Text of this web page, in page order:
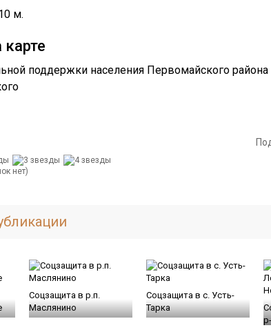
м.
нет)
Соцзащита в р.п.
Маслянино
Соцзащита в с. Усть-
Тарка